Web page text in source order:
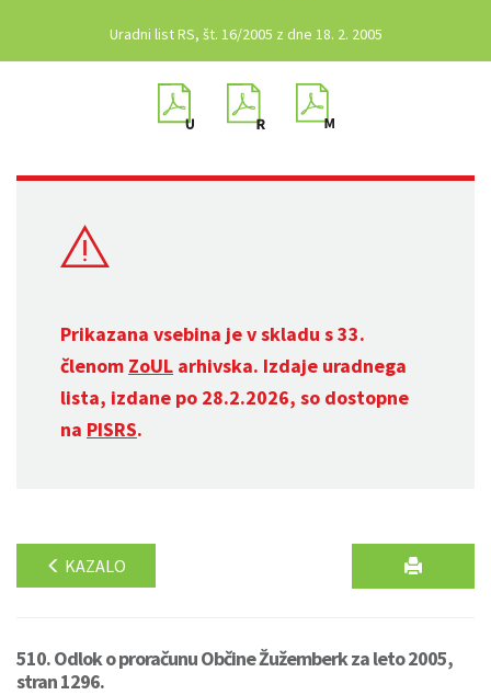
Uradni list RS, št. 16/2005 z dne 18. 2. 2005
Prikazana vsebina je v skladu s 33.
členom ZoUL arhivska. Izdaje uradnega
lista, izdane po 28.2.2026, so dostopne
na PISRS.
KAZALO
510. Odlok o proračunu Občine Žužemberk za leto 2005,
stran 1296.